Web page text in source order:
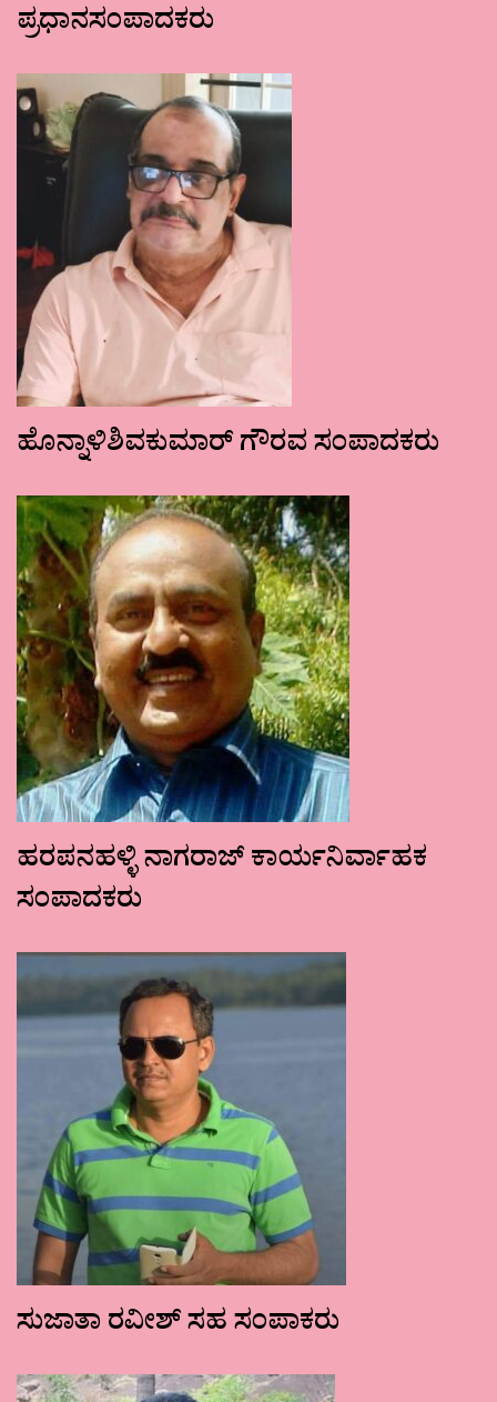
ಪ್ರಧಾನಸಂಪಾದಕರು
ಹೊನ್ನಾಳಿಶಿವಕುಮಾರ್ ಗೌರವ ಸಂಪಾದಕರು
ಹರಪನಹಳ್ಳಿ ನಾಗರಾಜ್ ಕಾರ್ಯನಿರ್ವಾಹಕ
ಸಂಪಾದಕರು
ಸುಜಾತಾ ರವೀಶ್ ಸಹ ಸಂಪಾಕರು